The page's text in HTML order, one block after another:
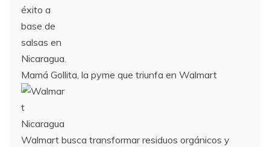
Mamá Gollita, la pyme que triunfa en Walmart
Walmart busca transformar residuos orgánicos y